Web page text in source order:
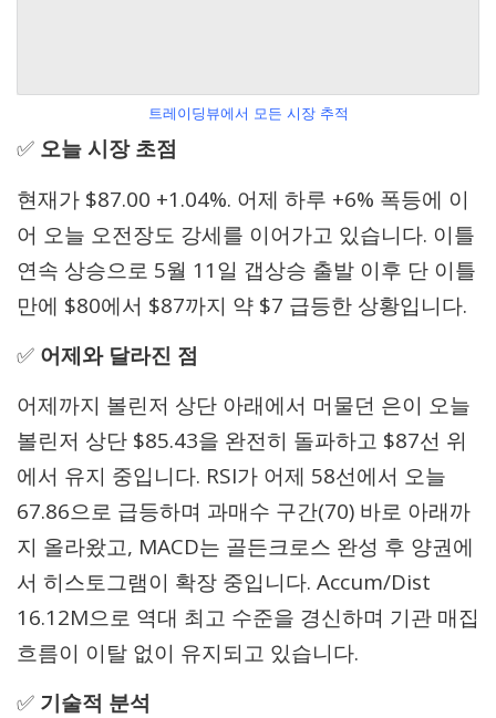
트레이딩뷰에서 모든 시장 추적
✅ 오늘 시장 초점
현재가 $87.00 +1.04%. 어제 하루 +6% 폭등에 이
어 오늘 오전장도 강세를 이어가고 있습니다. 이틀
연속 상승으로 5월 11일 갭상승 출발 이후 단 이틀
만에 $80에서 $87까지 약 $7 급등한 상황입니다.
✅ 어제와 달라진 점
어제까지 볼린저 상단 아래에서 머물던 은이 오늘
볼린저 상단 $85.43을 완전히 돌파하고 $87선 위
에서 유지 중입니다. RSI가 어제 58선에서 오늘
67.86으로 급등하며 과매수 구간(70) 바로 아래까
지 올라왔고, MACD는 골든크로스 완성 후 양권에
서 히스토그램이 확장 중입니다. Accum/Dist
16.12M으로 역대 최고 수준을 경신하며 기관 매집
흐름이 이탈 없이 유지되고 있습니다.
✅ 기술적 분석